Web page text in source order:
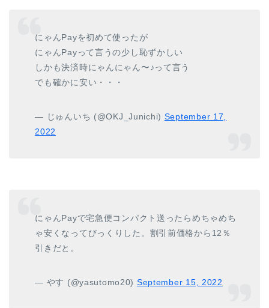
にゃんPayを初めて使ったが
にゃんPayって言うの少し恥ずかしい
しかも決済時にゃんにゃん〜♪って言う
でも確かに安い・・・
— じゅんいち (@OKJ_Junichi) September 17,
2022
にゃんPayで宅急便コンパクト送ったらめちゃめち
ゃ安くなってびっくりした。割引前価格から12％
引きだと。
— やす (@yasutomo20) September 15, 2022